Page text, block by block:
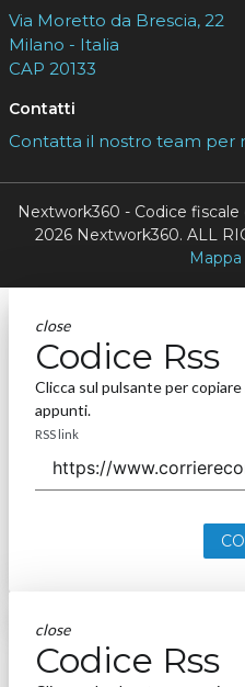
Via Moretto da Brescia, 22
Milano - Italia
CAP 20133
Contatti
Contatta il nostro team per
Nextwork360 - Codice
2026 Nextwork360. ALL
close
Codice Rss
Clicca sul pulsante per copiare
appunti.
RSS link
close
Codice Rss